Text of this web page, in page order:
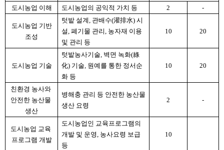
도시농업 이해
도시농업의 공익적 가치 등 2 -
도시농업 기반
조성
텃밭 설계, 관배수(灌排水) 시
설, 폐기물 관리, 농자재 이용
및 관리 등
10 20
도시농업 기술
텃밭농사기술, 벽면 녹화(綠
化) 기술, 원예를 통한 정서순
화 등
10 20
친환경 농사와
안전한 농산물
생산
병해충 관리 등 안전한 농산물
생산 요령
2 -
도시농업 교육
프로그램 개발
도시농업인 교육프로그램의
개발 및 운영, 농사요령 보급
등
10